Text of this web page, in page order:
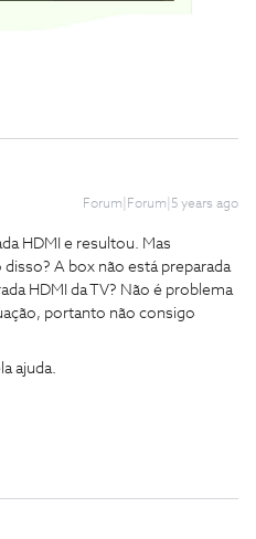
Forum|Forum|5 years ago
HDMI e resultou. Mas
A box não está preparada
HDMI da TV? Não é problema
portanto não consigo
ajuda.